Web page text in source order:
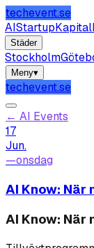
techevent.se
AIStartupKapital
Städer
Stockholm
Meny▾
techevent.se
← AI Events
17
Jun.
—onsdag
AI Know:
AI Know: